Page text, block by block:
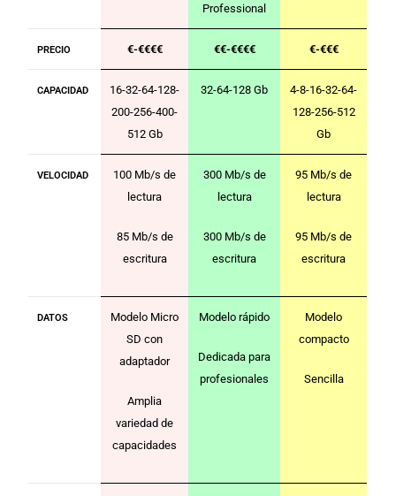
Professional
PRECIO €-€€€€ €€-€€€€ €-€€€
CAPACIDAD
16-32-64-128-
200-256-400-
512 Gb
32-64-128 Gb
4-8-16-32-64-
128-256-512
Gb
VELOCIDAD
100 Mb/s de
lectura
85 Mb/s de
escritura
300 Mb/s de
lectura
300 Mb/s de
escritura
95 Mb/s de
lectura
95 Mb/s de
escritura
DATOS
Modelo Micro
SD con
adaptador
Amplia
variedad de
capacidades
Modelo rápido
Dedicada para
profesionales
Modelo
compacto
Sencilla